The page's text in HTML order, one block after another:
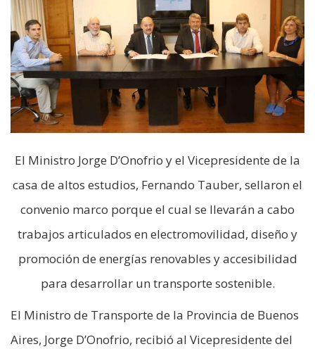
El Ministro Jorge D’Onofrio y el Vicepresidente de la
casa de altos estudios, Fernando Tauber, sellaron el
convenio marco porque el cual se llevarán a cabo
trabajos articulados en electromovilidad, diseño y
promoción de energías renovables y accesibilidad
para desarrollar un transporte sostenible.
El Ministro de Transporte de la Provincia de Buenos
Aires, Jorge D’Onofrio, recibió al Vicepresidente del